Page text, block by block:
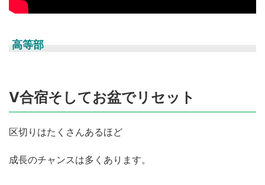
高等部
V合宿そしてお盆でリセット
区切りはたくさんあるほど
成長のチャンスは多くあります。